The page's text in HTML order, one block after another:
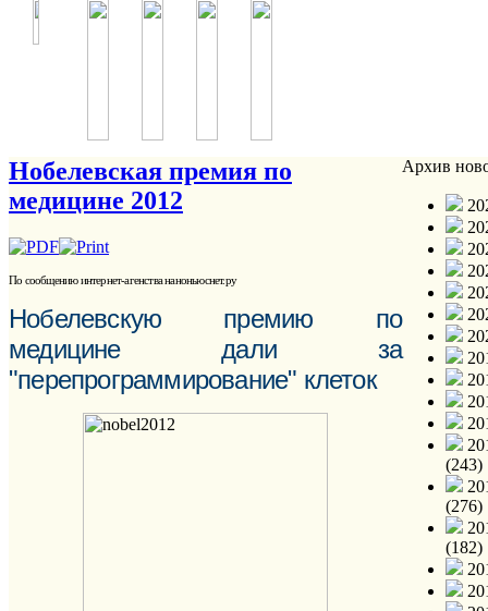
Нобелевская премия по
медицине 2012
По сообщению интернет-агенства наноньюснет.ру
Нобелевскую премию по
медицине дали за
"перепрограммирование" клеток
Архив
(243)
(276)
(182)